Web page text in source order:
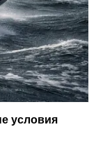
условия